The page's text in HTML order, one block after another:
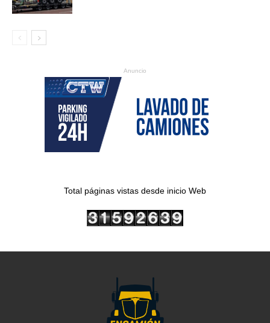
Anuncio
Total páginas vistas desde inicio Web